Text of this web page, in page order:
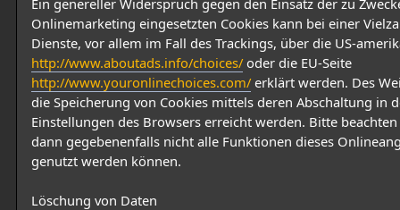
Ein genereller Widerspruch gegen den Einsatz der zu
Onlinemarketing eingesetzten Cookies kann bei einer
Dienste, vor allem im Fall des Trackings, über die US-
http://www.aboutads.info/choices/oder die EU-Seite
http://www.youronlinechoices.com/erklärt werden. Des
die Speicherung von Cookies mittels deren Abschaltung in
Einstellungen des Browsers erreicht werden. Bitte beachten
dann gegebenenfalls nicht alle Funktionen dieses
genutzt werden können.
Löschung von Daten